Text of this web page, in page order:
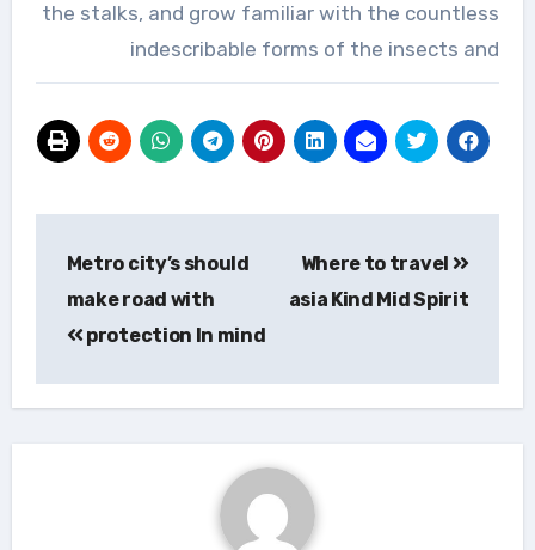
the stalks, and grow familiar with the countless
indescribable forms of the insects and
المقالات
Where to travel
asia Kind Mid Spirit
Metro city’s should
make road with
protection In mind